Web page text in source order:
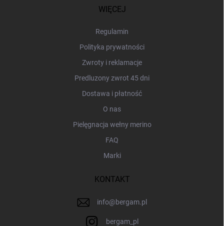
WIĘCEJ
Regulamin
Polityka prywatności
Zwroty i reklamacje
Predluzony zwrot 45 dni
Dostawa i płatność
O nas
Pielęgnacja wełny merino
FAQ
Marki
KONTAKT
info@bergam.pl
bergam_pl